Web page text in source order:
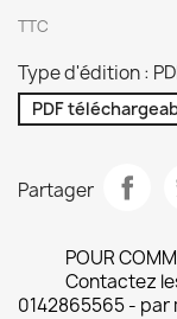
TTC
Type d'édition :
PDF
Partager
POUR
Contactez
0142865565 - par